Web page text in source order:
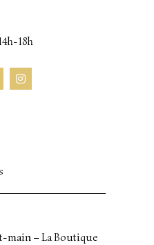
18h
main – La Boutique